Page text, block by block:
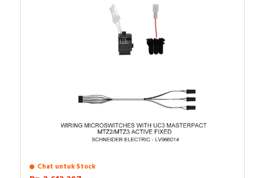
Chat untuk Stock